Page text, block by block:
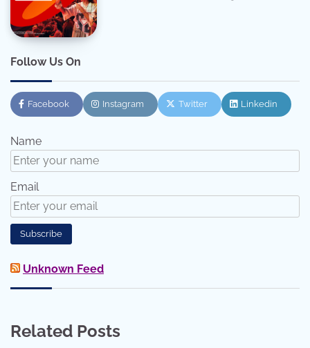
Follow Us On
Facebook Instagram Twitter Linkedin
Name
Email
Unknown Feed
Related Posts